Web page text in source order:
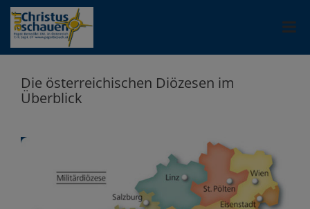
Die österreichischen Diözesen im
Überblick